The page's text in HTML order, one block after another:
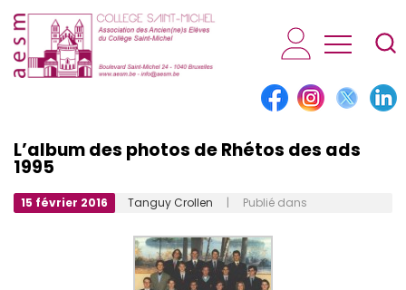
AESM...
L’album des photos de Rhétos des ads
1995
15 février 2016 Tanguy Crollen | Publié dans